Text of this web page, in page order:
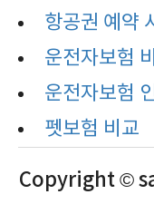
항공권 예약
운전자보험
운전자보험
펫보험 비교
Copyright ©